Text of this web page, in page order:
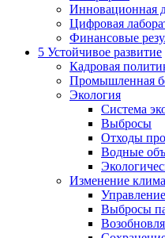
Инновационная
Цифровая
Финансовые
5 Устойчивое развитие
Кадровая
Промышленная
Экология
Система
Выбросы
Отходы
Водные
Изменение
Выбросы